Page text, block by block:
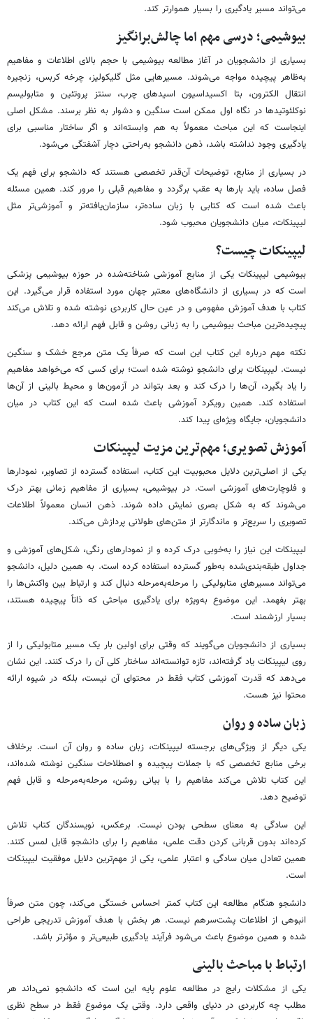
می‌تواند مسیر یادگیری را بسیار هموارتر کند.
بیوشیمی؛ درسی مهم اما چالش‌برانگیز
بسیاری از دانشجویان در آغاز مطالعه بیوشیمی با حجم بالای اطلاعات و مفاهیم
به‌ظاهر پیچیده مواجه می‌شوند. مسیرهایی مثل گلیکولیز، چرخه کربس، زنجیره
انتقال الکترون، بتا اکسیداسیون اسیدهای چرب، سنتز پروتئین و متابولیسم
نوکلئوتیدها در نگاه اول ممکن است سنگین و دشوار به نظر برسند. مشکل اصلی
اینجاست که این مباحث معمولاً به هم وابسته‌اند و اگر ساختار مناسبی برای
یادگیری وجود نداشته باشد، ذهن دانشجو به‌راحتی دچار آشفتگی می‌شود.
در بسیاری از منابع، توضیحات آن‌قدر تخصصی هستند که دانشجو برای فهم یک
فصل ساده، باید بارها به عقب برگردد و مفاهیم قبلی را مرور کند. همین مسئله
باعث شده است که کتابی با زبان ساده‌تر، سازمان‌یافته‌تر و آموزشی‌تر مثل
لیپینکات، میان دانشجویان محبوب شود.
لیپینکات چیست؟
بیوشیمی لیپینکات یکی از منابع آموزشی شناخته‌شده در حوزه بیوشیمی پزشکی
است که در بسیاری از دانشگاه‌های معتبر جهان مورد استفاده قرار می‌گیرد. این
کتاب با هدف آموزش مفهومی و در عین حال کاربردی نوشته شده و تلاش می‌کند
پیچیده‌ترین مباحث بیوشیمی را به زبانی روشن و قابل فهم ارائه دهد.
نکته مهم درباره این کتاب این است که صرفاً یک متن مرجع خشک و سنگین
نیست. لیپینکات برای دانشجو نوشته شده است؛ برای کسی که می‌خواهد مفاهیم
را یاد بگیرد، آن‌ها را درک کند و بعد بتواند در آزمون‌ها و محیط بالینی از آن‌ها
استفاده کند. همین رویکرد آموزشی باعث شده است که این کتاب در میان
دانشجویان، جایگاه ویژه‌ای پیدا کند.
آموزش تصویری؛ مهم‌ترین مزیت لیپینکات
یکی از اصلی‌ترین دلایل محبوبیت این کتاب، استفاده گسترده از تصاویر، نمودارها
و فلوچارت‌های آموزشی است. در بیوشیمی، بسیاری از مفاهیم زمانی بهتر درک
می‌شوند که به شکل بصری نمایش داده شوند. ذهن انسان معمولاً اطلاعات
تصویری را سریع‌تر و ماندگارتر از متن‌های طولانی پردازش می‌کند.
لیپینکات این نیاز را به‌خوبی درک کرده و از نمودارهای رنگی، شکل‌های آموزشی و
جداول طبقه‌بندی‌شده به‌طور گسترده استفاده کرده است. به همین دلیل، دانشجو
می‌تواند مسیرهای متابولیکی را مرحله‌به‌مرحله دنبال کند و ارتباط بین واکنش‌ها را
بهتر بفهمد. این موضوع به‌ویژه برای یادگیری مباحثی که ذاتاً پیچیده هستند،
بسیار ارزشمند است.
بسیاری از دانشجویان می‌گویند که وقتی برای اولین بار یک مسیر متابولیکی را از
روی لیپینکات یاد گرفته‌اند، تازه توانسته‌اند ساختار کلی آن را درک کنند. این نشان
می‌دهد که قدرت آموزشی کتاب فقط در محتوای آن نیست، بلکه در شیوه ارائه
محتوا نیز هست.
زبان ساده و روان
یکی دیگر از ویژگی‌های برجسته لیپینکات، زبان ساده و روان آن است. برخلاف
برخی منابع تخصصی که با جملات پیچیده و اصطلاحات سنگین نوشته شده‌اند،
این کتاب تلاش می‌کند مفاهیم را با بیانی روشن، مرحله‌به‌مرحله و قابل فهم
توضیح دهد.
این سادگی به معنای سطحی بودن نیست. برعکس، نویسندگان کتاب تلاش
کرده‌اند بدون قربانی کردن دقت علمی، مفاهیم را برای دانشجو قابل لمس کنند.
همین تعادل میان سادگی و اعتبار علمی، یکی از مهم‌ترین دلایل موفقیت لیپینکات
است.
دانشجو هنگام مطالعه این کتاب کمتر احساس خستگی می‌کند، چون متن صرفاً
انبوهی از اطلاعات پشت‌سرهم نیست. هر بخش با هدف آموزش تدریجی طراحی
شده و همین موضوع باعث می‌شود فرآیند یادگیری طبیعی‌تر و مؤثرتر باشد.
ارتباط با مباحث بالینی
یکی از مشکلات رایج در مطالعه علوم پایه این است که دانشجو نمی‌داند هر
مطلب چه کاربردی در دنیای واقعی دارد. وقتی یک موضوع فقط در سطح نظری